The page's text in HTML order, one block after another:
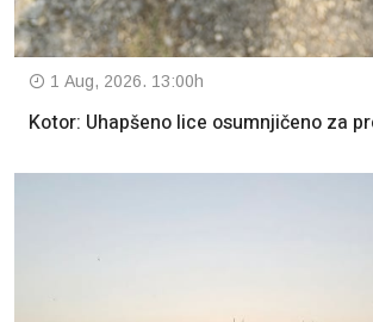
1 Aug, 2026. 13:00h
Kotor: Uhapšeno lice osumnjičeno za